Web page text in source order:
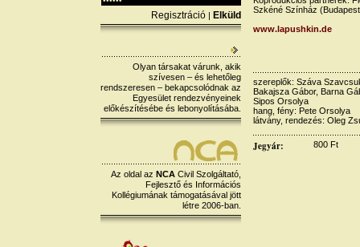
Regisztráció | Elküld
Olyan társakat várunk, akik
szívesen – és lehetőleg
rendszeresen – bekapcsolódnak az
Egyesület rendezvényeinek
előkészítésébe és lebonyolításába.
Az oldal az NCA Civil Szolgáltató,
Fejlesztő és Információs
Kollégiumának támogatásával jött
létre 2006-ban.
Szkéné Színház
www.lapushkin.de
szereplők: Száva
Bakajsza Gábor, Barna
Sipos Orsolya
hang, fény: Pete Orsolya
látvány, rendezés: Oleg
Jegyár: 800 Ft